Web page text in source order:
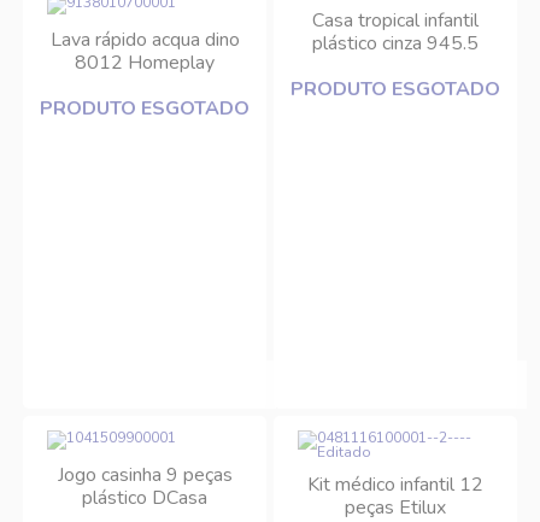
Lava rápido acqua dino
8012 Homeplay
PRODUTO ESGOTADO
Casa tropical infantil
plástico cinza 945.5
PRODUTO ESGOTADO
Jogo casinha 9 peças
plástico DCasa
Kit médico infantil 12
peças Etilux